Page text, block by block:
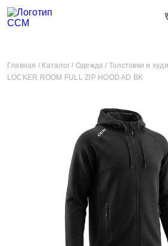
Главная / Каталог / Одежда / Толстовки и
LOCKER ROOM FULL ZIP HOOD AD BK